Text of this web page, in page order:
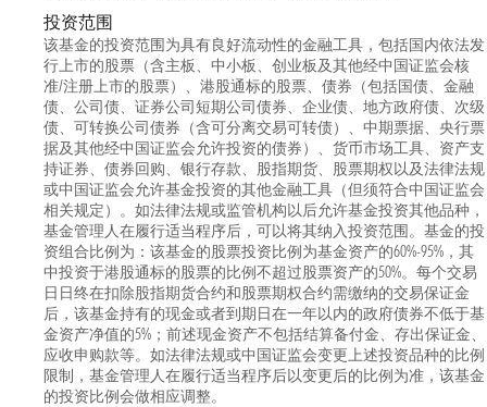
投资范围
该基金的投资范围为具有良好流动性的金融工具，包括国内依法发
行上市的股票（含主板、中小板、创业板及其他经中国证监会核
准/注册上市的股票）、港股通标的股票、债券（包括国债、金融
债、公司债、证券公司短期公司债券、企业债、地方政府债、次级
债、可转换公司债券（含可分离交易可转债）、中期票据、央行票
据及其他经中国证监会允许投资的债券）、货币市场工具、资产支
持证券、债券回购、银行存款、股指期货、股票期权以及法律法规
或中国证监会允许基金投资的其他金融工具（但须符合中国证监会
相关规定）。如法律法规或监管机构以后允许基金投资其他品种，
基金管理人在履行适当程序后，可以将其纳入投资范围。基金的投
资组合比例为：该基金的股票投资比例为基金资产的60%-95%，其
中投资于港股通标的股票的比例不超过股票资产的50%。每个交易
日日终在扣除股指期货合约和股票期权合约需缴纳的交易保证金
后，该基金持有的现金或者到期日在一年以内的政府债券不低于基
金资产净值的5%；前述现金资产不包括结算备付金、存出保证金、
应收申购款等。如法律法规或中国证监会变更上述投资品种的比例
限制，基金管理人在履行适当程序后以变更后的比例为准，该基金
的投资比例会做相应调整。